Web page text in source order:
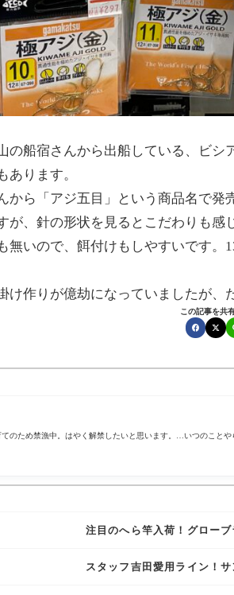
の船宿さんから出船している、ビ
あります。
から「アジ五目」という商品名で
が、針の形状を見るとこだわりも
無いので、餌付けもしやすいです
け作りが億劫になっていましたが、
この記事を共
のため禁漁中。はやく解禁したいと思います。…いつのことや
注目のへら竿入荷！グローブ
スタッフ吉田愛用ライン！